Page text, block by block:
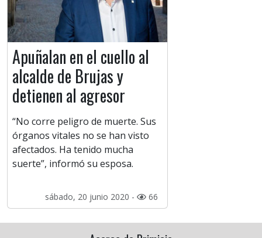
Apuñalan en el cuello al
alcalde de Brujas y
detienen al agresor
“No corre peligro de muerte. Sus
órganos vitales no se han visto
afectados. Ha tenido mucha
suerte”, informó su esposa.
sábado, 20 junio 2020 - 66